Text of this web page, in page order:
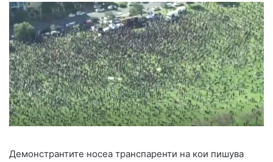
Демонстрантите носea транспаренти на кои пишува